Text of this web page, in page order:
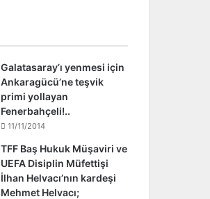
Galatasaray’ı yenmesi için
Ankaragücü’ne teşvik
primi yollayan
Fenerbahçeli!..
11/11/2014
TFF Baş Hukuk Müşaviri ve
UEFA Disiplin Müfettişi
İlhan Helvacı’nın kardeşi
Mehmet Helvacı;